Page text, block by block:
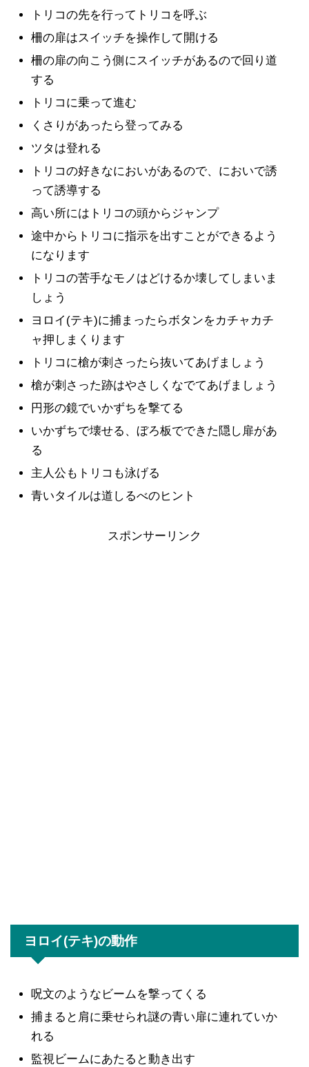
トリコの先を行ってトリコを呼ぶ
柵の扉はスイッチを操作して開ける
柵の扉の向こう側にスイッチがあるので回り道
する
トリコに乗って進む
くさりがあったら登ってみる
ツタは登れる
トリコの好きなにおいがあるので、においで誘
って誘導する
高い所にはトリコの頭からジャンプ
途中からトリコに指示を出すことができるよう
になります
トリコの苦手なモノはどけるか壊してしまいま
しょう
ヨロイ(テキ)に捕まったらボタンをカチャカチ
ャ押しまくります
トリコに槍が刺さったら抜いてあげましょう
槍が刺さった跡はやさしくなでてあげましょう
円形の鏡でいかずちを撃てる
いかずちで壊せる、ぼろ板でできた隠し扉があ
る
主人公もトリコも泳げる
青いタイルは道しるべのヒント
スポンサーリンク
ヨロイ(テキ)の動作
呪文のようなビームを撃ってくる
捕まると肩に乗せられ謎の青い扉に連れていか
れる
監視ビームにあたると動き出す